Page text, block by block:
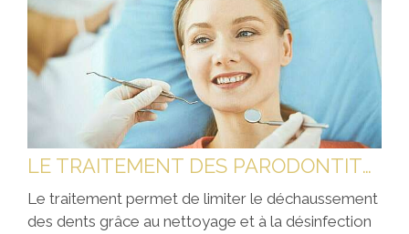
LE TRAITEMENT DES PARODONTITES (DÉCHAUSSEMENT DES DENTS)
Le traitement permet de limiter le déchaussement
des dents grâce au nettoyage et à la désinfection